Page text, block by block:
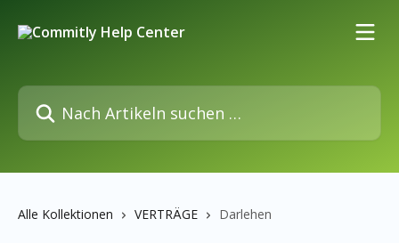
Nach Artikeln suchen …
Alle Kollektionen VERTRÄGE Darlehen